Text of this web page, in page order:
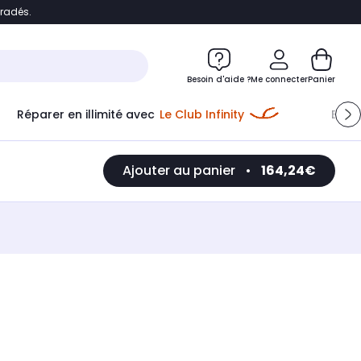
Accéder directement au chatbot
Besoin d'aide ?Me connecterPanier
Réparer en illimité avec Le Club Infinity
Ajouter au panier • 164,24€